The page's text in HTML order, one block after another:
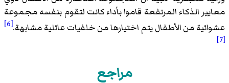
معايير الذكاء المرتفعة قاموا بأداء كانت لتقوم بنفسه مجموعة
عشوائية من الأطفال يتم اختيارها من خلفيات عائلية مشابهة.[6]
[7]
مراجع